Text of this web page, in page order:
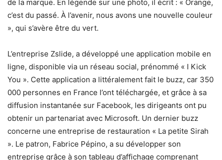
de la marque. En légende sur une photo, il écrit : « Orange,
c’est du passé. À l’avenir, nous avons une nouvelle couleur
», qui s’avère être du vert.
L’entreprise Zslide, a développé une application mobile en
ligne, disponible via un réseau social, prénommé « I Kick
You ». Cette application a littéralement fait le buzz, car 350
000 personnes en France l’ont téléchargée, et grâce à sa
diffusion instantanée sur Facebook, les dirigeants ont pu
obtenir un partenariat avec Microsoft. Un dernier buzz
concerne une entreprise de restauration « La petite Sirah
». Le patron, Fabrice Pépino, a su développer son
entreprise grâce à son tableau d’affichage comprenant